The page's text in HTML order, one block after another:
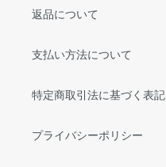
返品について
支払い方法について
特定商取引法に基づく表記
プライバシーポリシー